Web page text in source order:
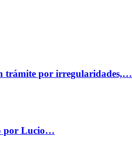
trámite por irregularidades,…
por Lucio…